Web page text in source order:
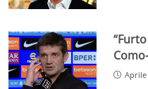
Aprile